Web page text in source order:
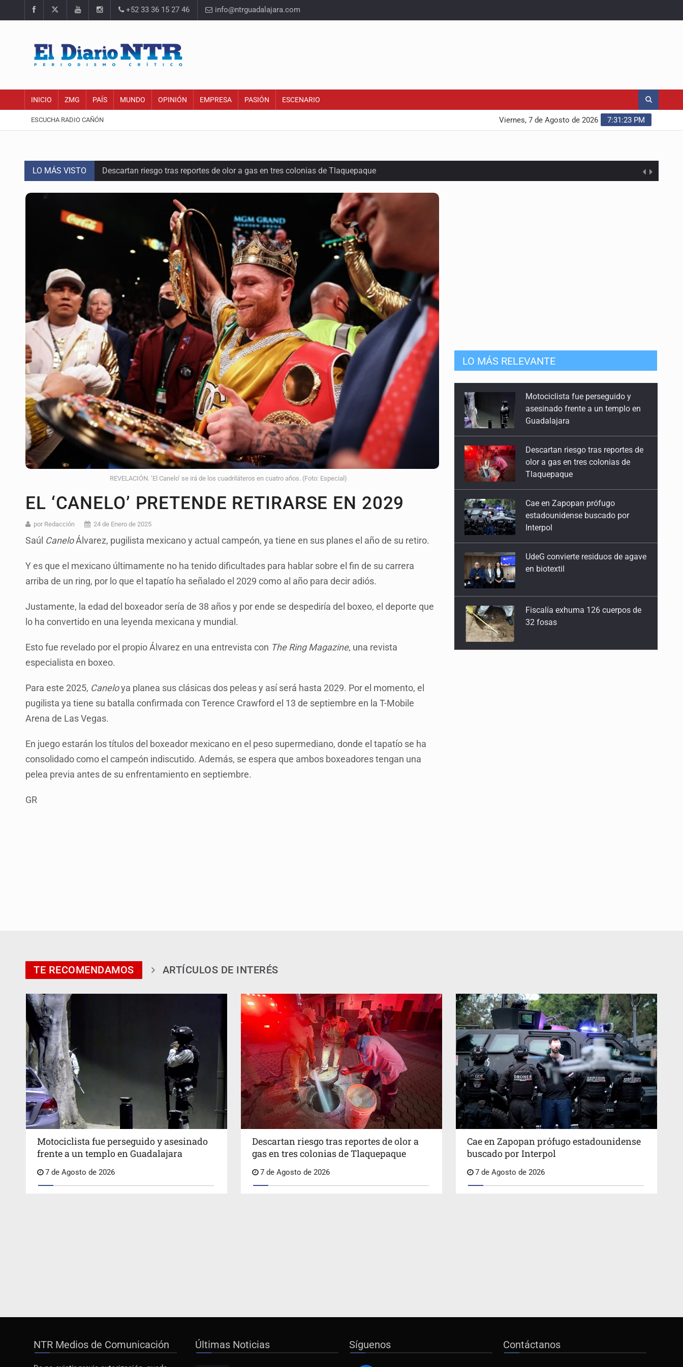
+52 33 36 15 27 46 info@ntrguadalajara.com
INICIO ZMG PAÍS MUNDO OPINIÓN EMPRESA PASIÓN ESCENARIO
ESCUCHA RADIO CAÑÓN 7:31:24 PM
Viernes, 7 de Agosto de 2026
LO MÁS VISTO Descartan riesgo tras reportes de olor a gas en tres colonias de Tlaquepaque
Cae en Zapopan prófugo estadounidense buscado por Interpol
UdeG convierte residuos de agave en biotextil
Quinto Patio
Se recuperan ya de ciclosporiasis
SCJN ordena al Congreso de Jalisco eliminar la adopción simple
Fiscalía exhuma 126 cuerpos de 32 fosas
Al archivo la mitad de quejas contra el Siapa
Ya hay solicitud de audiencia de imputación en caso Eli Castro
Motociclista fue perseguido y asesinado frente a un templo en Guadalajara
REVELACIÓN. ‘El Canelo’ se irá de los cuadriláteros en cuatro años. (Foto: Especial)
EL ‘CANELO’ PRETENDE RETIRARSE EN 2029
por Redacción 24 de Enero de 2025
Saúl CaneloÁlvarez, pugilista mexicano y actual campeón, ya tiene en sus planes el año de su retiro.
Y es que el mexicano últimamente no ha tenido dificultades para hablar sobre el fin de su carrera
arriba de un ring, por lo que el tapatío ha señalado el 2029 como al año para decir adiós.
Justamente, la edad del boxeador sería de 38 años y por ende se despediría del boxeo, el deporte que
lo ha convertido en una leyenda mexicana y mundial.
Esto fue revelado por el propio Álvarez en una entrevista con The Ring Magazine, una revista
especialista en boxeo.
Para este 2025, Caneloya planea sus clásicas dos peleas y así será hasta 2029. Por el momento, el
pugilista ya tiene su batalla confirmada con Terence Crawford el 13 de septiembre en la T-Mobile
Arena de Las Vegas.
En juego estarán los títulos del boxeador mexicano en el peso supermediano, donde el tapatío se ha
consolidado como el campeón indiscutido. Además, se espera que ambos boxeadores tengan una
pelea previa antes de su enfrentamiento en septiembre.
GR
LO MÁS RELEVANTE
Descartan riesgo tras reportes de
olor a gas en tres colonias de
Tlaquepaque
Cae en Zapopan prófugo
estadounidense buscado por
Interpol
UdeG convierte residuos de agave
en biotextil
Fiscalía exhuma 126 cuerpos de
32 fosas
Se recuperan ya de ciclosporiasis
TE RECOMENDAMOS ARTÍCULOS DE INTERÉS
Motociclista fue perseguido y asesinado
frente a un templo en Guadalajara
7 de Agosto de 2026
Descartan riesgo tras reportes de olor a
gas en tres colonias de Tlaquepaque
7 de Agosto de 2026
Cae en Zapopan prófugo estadounidense
buscado por Interpol
7 de Agosto de 2026
NTR Medios de Comunicación Últimas Noticias Síguenos Contáctanos